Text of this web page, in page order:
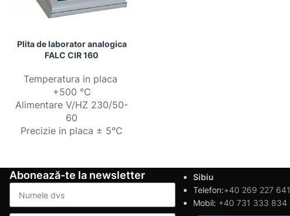
Plita de laborator analogica
FALC CIR 160
Temperatura in placa
+500 °C
Alimentare V/HZ 230/50-
60
Precizie in placa ± 5°C
Abonează-te la newsletter
Sibiu
Telefon:+40 269 227 641
Mobil: +40 731 333 834